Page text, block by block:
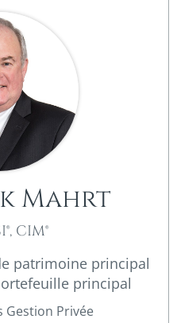
Mahrt
CIM®
patrimoine principal
principal
Gestion Privée